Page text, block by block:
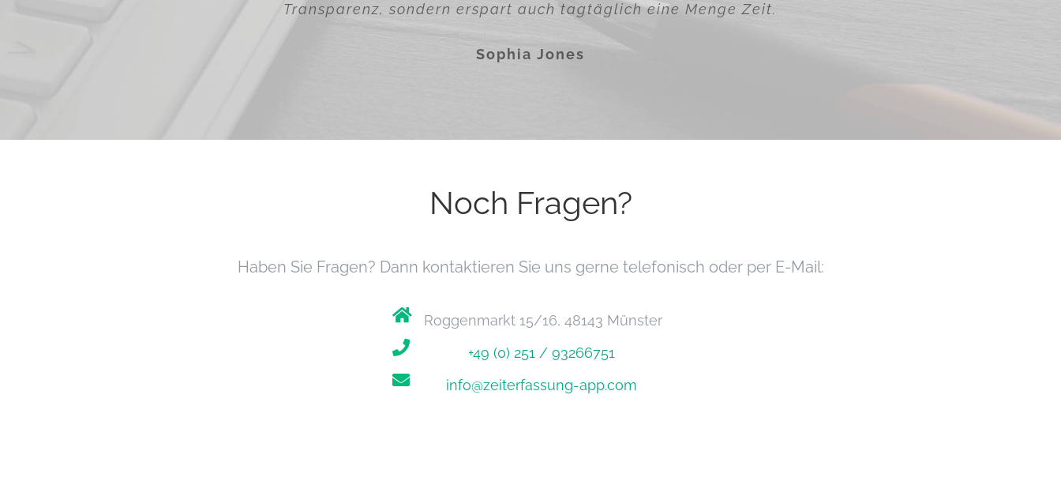
Transparenz, sondern erspart auch tagtäglich eine Menge Zeit.
Sophia Jones
Noch Fragen?
Haben Sie Fragen? Dann kontaktieren Sie uns gerne telefonisch oder per E-Mail:
Roggenmarkt 15/16, 48143 Münster
+49 (0) 251 / 93266751
info@zeiterfassung-app.com